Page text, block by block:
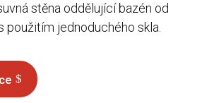
stěna oddělující bazén od
použitím jednoduchého skla.